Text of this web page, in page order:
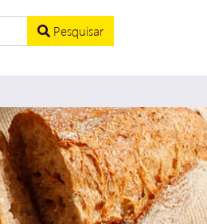
Pesquisar